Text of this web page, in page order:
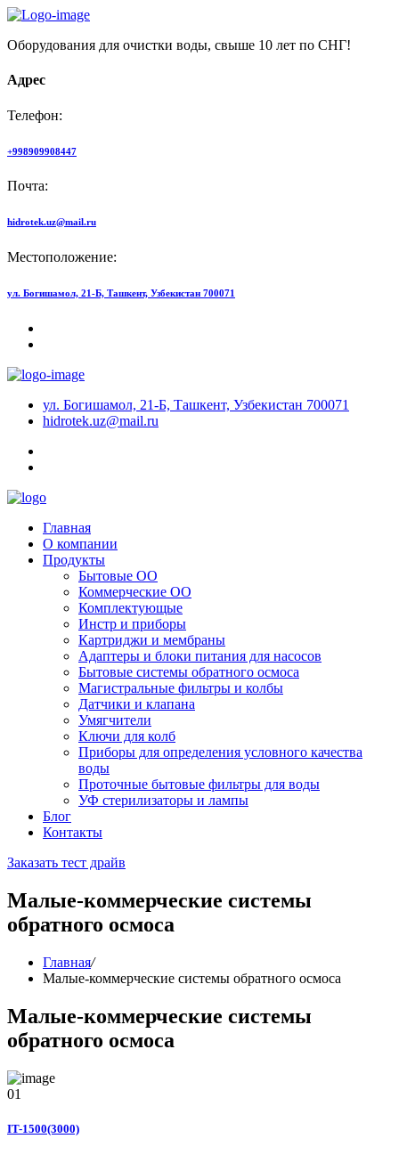
Оборудования для очистки воды, свыше 10 лет по СНГ!
Адрес
Телефон:
+998909908447
Почта:
hidrotek.uz@mail.ru
Местоположение:
ул. Богишамол, 21-Б, Ташкент, Узбекистан 700071
ул. Богишамол, 21-Б, Ташкент, Узбекистан 700071
hidrotek.uz@mail.ru
Главная
О компании
Продукты
Бытовые ОО
Коммерческие ОО
Комплектующые
Инстр и приборы
Картриджи и мембраны
Адаптеры и блоки питания для насосов
Бытовые системы обратного осмоса
Магистральные фильтры и колбы
Датчики и клапана
Умягчители
Ключи для колб
Приборы для определения условного качества
воды
Проточные бытовые фильтры для воды
УФ стерилизаторы и лампы
Блог
Контакты
Заказать тест драйв
Малые-коммерческие системы
обратного осмоса
Главная/
Малые-коммерческие системы обратного осмоса
Малые-коммерческие системы
обратного осмоса
01
IT-1500(3000)